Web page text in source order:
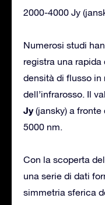
2000-4000 Jy
Numerosi studi
registra una
densità di flusso in
dell’infrarosso. Il
Jy(jansky) a fronte
5000 nm.
Con la scoperta
una serie di dati
simmetria sferica